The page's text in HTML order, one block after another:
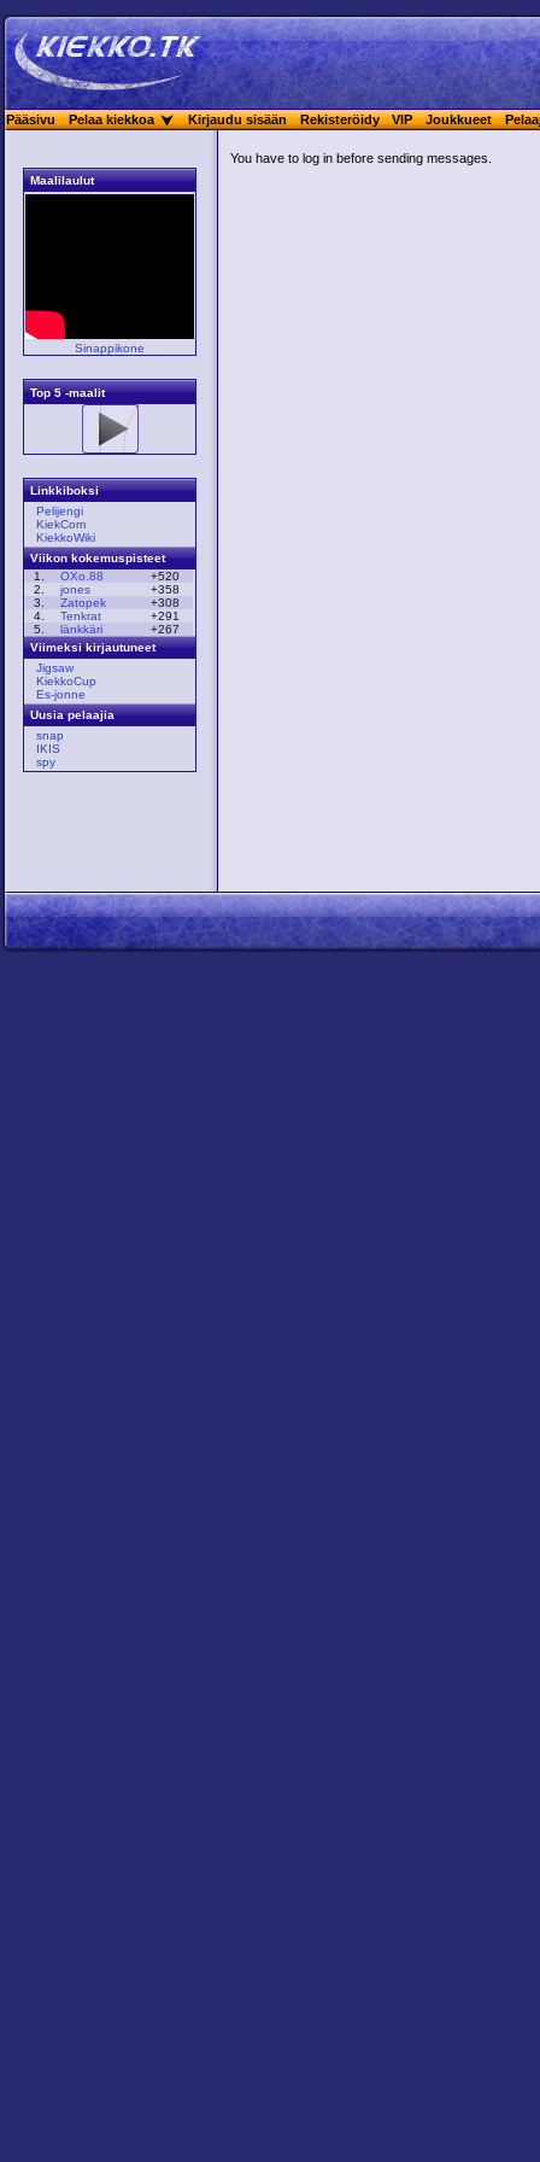
Pääsivu Pelaa kiekkoa Kirjaudu sisään Rekisteröidy VIP Joukkueet
Maalilaulut
Sinappikone
Top 5 -maalit
Linkkiboksi
Pelijengi
KiekCom
KiekkoWiki
Viikon kokemuspisteet
1.
OXo.88
+520
2.
jones
+358
3.
Zatopek
+308
4.
Tenkrat
+291
5.
länkkäri
+267
Viimeksi kirjautuneet
Jigsaw
KiekkoCup
Es-jonne
Uusia pelaajia
snap
IKIS
spy
You have to log in before sending messages.